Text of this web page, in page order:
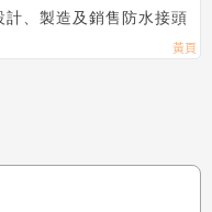
、製造及銷售防水接頭